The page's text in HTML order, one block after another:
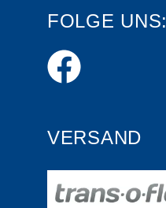
FOLGE UNS:
VERSAND